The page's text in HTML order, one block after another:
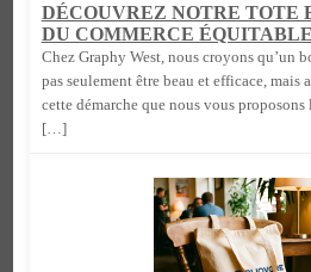
DÉCOUVREZ NOTRE TOTE
DU COMMERCE ÉQUITABLE
Chez Graphy West, nous croyons qu’un
pas seulement être beau et efficace, mais
cette démarche que nous vous
[…]